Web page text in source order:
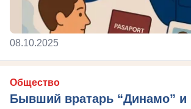
08.10.2025
Общество
Бывший вратарь “Динамо” и